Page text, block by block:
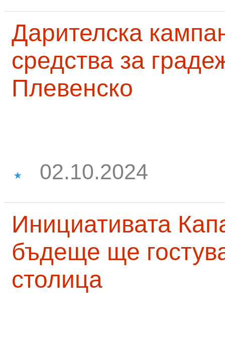
Дарителска
средства за
Плевенско
02.10.2024
Инициативата
бъдеще ще
столица